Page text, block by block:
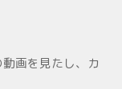
画を見たし、カ